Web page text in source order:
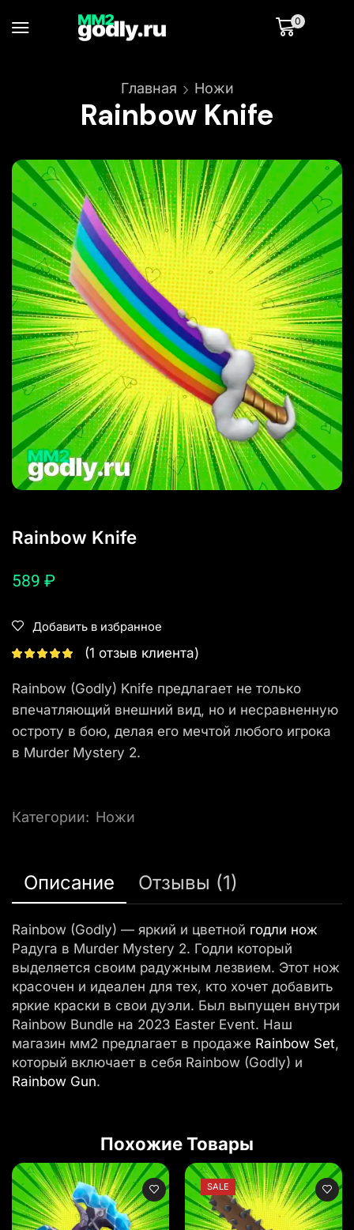
0
Главная Ножи
Rainbow Knife
Rainbow Knife
589 ₽
Добавить в избранное
(1 отзыв клиента)
Rainbow (Godly) Knife предлагает не только
впечатляющий внешний вид, но и несравненную
остроту в бою, делая его мечтой любого игрока
в Murder Mystery 2.
Категории: Ножи
Описание Отзывы (1)
Rainbow (Godly) — яркий и цветной годли нож
Радуга в Murder Mystery 2. Годли который
выделяется своим радужным лезвием. Этот нож
красочен и идеален для тех, кто хочет добавить
яркие краски в свои дуэли. Был выпущен внутри
Rainbow Bundle на 2023 Easter Event. Наш
магазин мм2 предлагает в продаже Rainbow Set,
который включает в себя Rainbow (Godly) и
Rainbow Gun.
Похожие Товары
SALE